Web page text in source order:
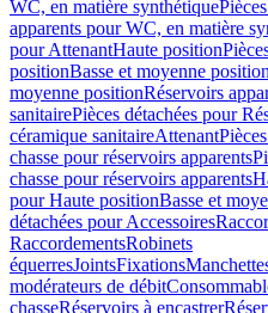
WC, en matière synthétique
apparents pour WC, en matière
pour AttenantHaute position
positionBasse et moyenne position
moyenne positionRéservoirs
sanitairePièces détachées pour
céramique sanitaireAttenant
chasse pour réservoirs apparents
chasse pour réservoirs apparents
pour Haute positionBasse et
détachées pour Accessoires
RaccordementsRobinets
équerresJointsFixations
modérateurs de débit
chasseRéservoirs à encastrer